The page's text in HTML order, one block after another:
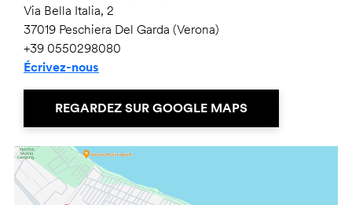
Via Bella Italia, 2
37019 Peschiera Del Garda (Verona)
+39 0550298080
Écrivez-nous
REGARDEZ SUR GOOGLE MAPS